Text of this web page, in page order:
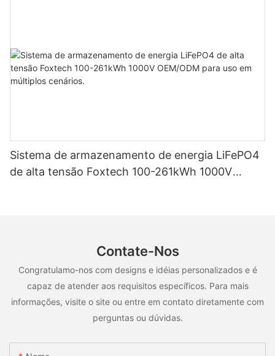
Sistema de armazenamento de energia LiFePO4
de alta tensão Foxtech 100-261kWh 1000V
Contate-Nos
Congratulamo-nos com designs e idéias personalizados e é
capaz de atender aos requisitos específicos. Para mais
informações, visite o site ou entre em contato diretamente com
perguntas ou dúvidas.